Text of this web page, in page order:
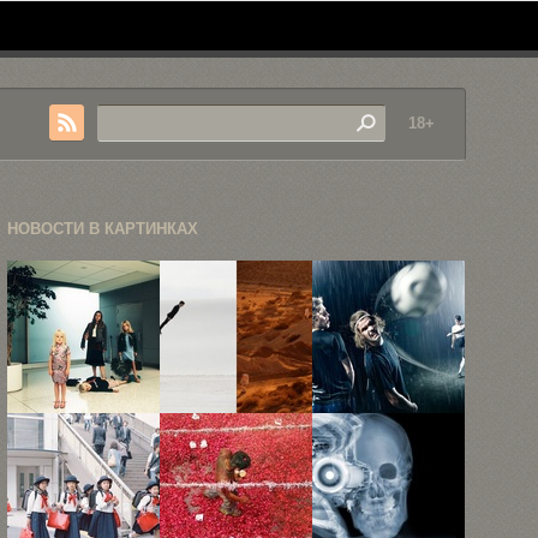
18+
НОВОСТИ В КАРТИНКАХ
Фотограф
Эмма Харди
показала
необычные
...
Вдохновляющие
фотографии
Тайлера
Шилдса
Спортивная
фотография
Вегарда Брая